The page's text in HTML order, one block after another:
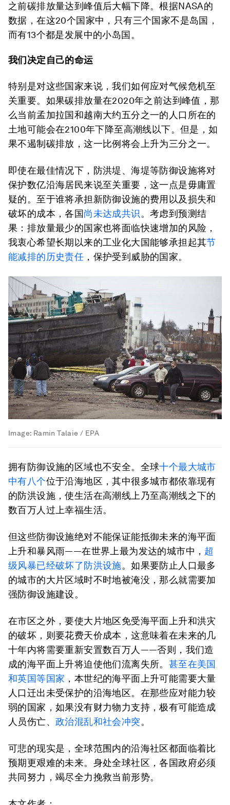
之前碳排放量达到峰值后大幅下降。根据NASA的
数据，在这20个国家中，只有三个国家不是岛国，
而有13个都是发展中的小岛国。
我们决定自己的命运
特别是对这些国家来说，我们如何应对气候危机至
关重要。如果碳排放量在2020年之前达到峰值，那
么当前孟加拉国和越南大约五分之一的人口所在的
土地可能会在2100年下降至高潮线以下。但是，如
果不遏制碳排放，这一比例将会上升为三分之一。
即使在最佳情况下，防洪堤、海堤等防御设施将对
保护数亿沿海居民来说至关重要，这一点是毋庸置
疑的。至于谁将承担新防御设施的费用以及损失和
破坏的成本，各国尚未达成共识 。考虑到预测结
果：排放量最少的国家也将面临快速增加的风险，
我衷心希望长期以来的工业化大国能够承担起其节
能减排的历史责任 ，保护受到威胁的国家。
Image: Ramin Talaie / EPA
拥有防御设施的区域也不安全。全球十个最大城市
中有八个位于沿海地区，其中很多城市都依靠现有
的防洪设施，使生活在高潮线上乃至高潮线之下的
数百万人过上幸福生活。
但这些防御设施绝对不能保证能抵御未来的海平面
上升和暴风雨——在世界上最为发达的城市中， 超
级风暴已经破坏了防洪设施。如果要防止人口最多
的城市的大片区域时不时地被淹没，那么就需要加
强防御设施建设。
在市区之外，要使大片地区免受海平面上升和洪灾
的破坏，则要花费天价成本，这意味着在未来的几
十年内将需要重新安置数百万人——否则，我们造
成的海平面上升将迫使他们流离失所。 甚至在美国
和英国等国家 ，本世纪的海平面上升可能需要大量
人口迁出未受保护的沿海地区。在那些应对能力较
弱的国家，如果没有财力物力支持，极有可能造成
人员伤亡、 政治混乱和社会冲突。
可悲的现实是，全球范围内的沿海社区都面临着比
预期更艰难的未来。身处全球社区，各国政府必须
共同努力，竭尽全力挽救当前形势。